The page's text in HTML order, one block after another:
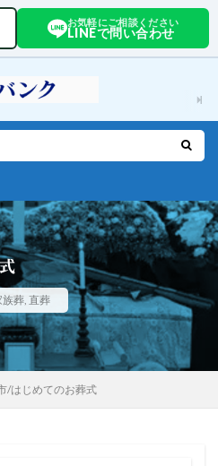
お気軽にご相談ください
LINEで問い合わせ
族葬, 直葬
/はじめてのお葬式